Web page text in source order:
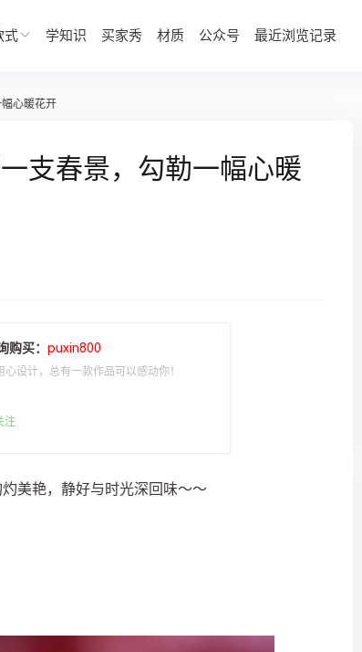
式 学知识 买家秀 材质 公众号 最近浏览记录
幅心暖花开
支春景，勾勒一幅心暖
购买： puxin800
心设计，总有一款作品可以感动你！
注
美艳，静好与时光深回味～～